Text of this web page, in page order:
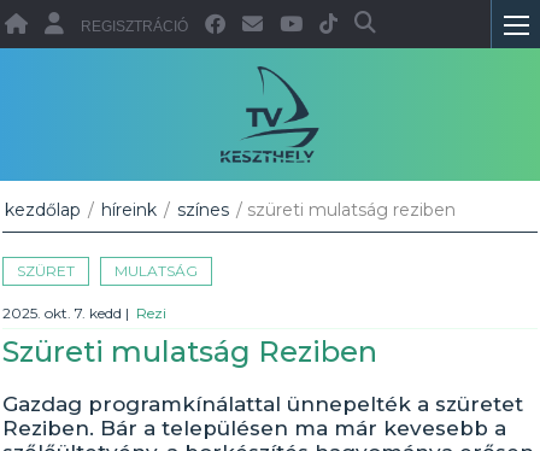
REGISZTRÁCIÓ
kezdőlap / híreink / színes / szüreti mulatság reziben
SZÜRET MULATSÁG
2025. okt. 7. kedd | Rezi
Szüreti mulatság Reziben
Gazdag programkínálattal ünnepelték a szüretet
Reziben. Bár a településen ma már kevesebb a